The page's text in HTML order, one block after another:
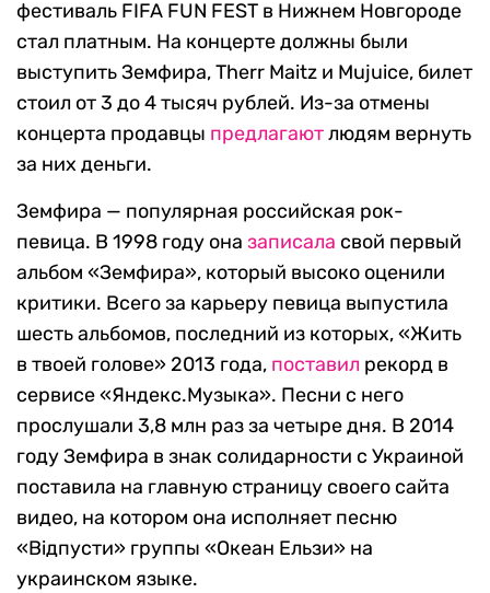
фестиваль FIFA FUN FEST в Нижнем Новгороде
стал платным. На концерте должны были
выступить Земфира, Therr Maitz и Mujuice, билет
стоил от 3 до 4 тысяч рублей. Из-за отмены
концерта продавцы предлагаютлюдям вернуть
за них деньги.
Земфира — популярная российская рок-
певица. В 1998 году она записала свой первый
альбом «Земфира», который высоко оценили
критики. Всего за карьеру певица выпустила
шесть альбомов, последний из которых, «Жить
в твоей голове» 2013 года, поставил рекорд в
сервисе «Яндекс.Музыка». Песни с него
прослушали 3,8 млн раз за четыре дня. В 2014
году Земфира в знак солидарности с Украиной
поставила на главную страницу своего сайта
видео, на котором она исполняет песню
«Відпусти» группы «Океан Ельзи» на
украинском языке.